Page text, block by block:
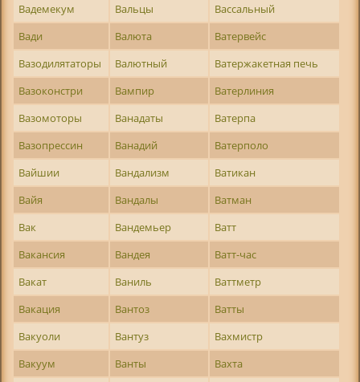
Вадемекум
Вальцы
Вассальный
Вади
Валюта
Ватервейс
Вазодилятаторы
Валютный
Ватержакетная печь
Вазоконстри
Вампир
Ватерлиния
Вазомоторы
Ванадаты
Ватерпа
Вазопрессин
Ванадий
Ватерполо
Вайшии
Вандализм
Ватикан
Вайя
Вандалы
Ватман
Вак
Вандемьер
Ватт
Вакансия
Вандея
Ватт-час
Вакат
Ваниль
Ваттметр
Вакация
Вантоз
Ватты
Вакуоли
Вантуз
Вахмистр
Вакуум
Ванты
Вахта